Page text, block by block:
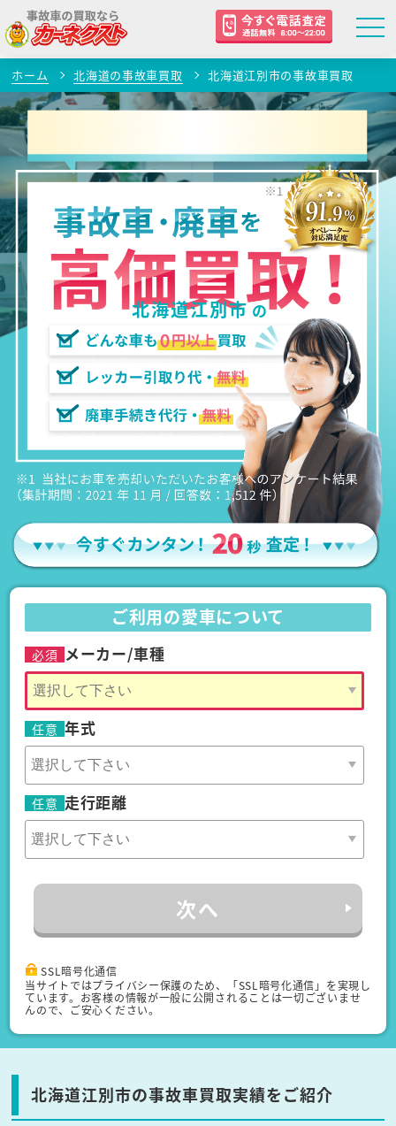
ホーム 北海道の事故車買取 北海道江別市の事故車買取
北海道江別市の
ご利用の愛車について
必須 メーカー/車種
任意 年式
任意 走行距離
次へ
SSL暗号化通信
当サイトではプライバシー保護のため、「SSL暗号化通信」を実現し
ています。お客様の情報が一般に公開されることは一切ございませ
んので、ご安心ください。
北海道江別市の事故車買取実績をご紹介